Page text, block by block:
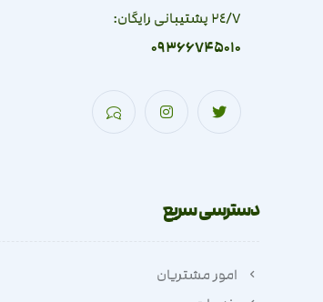
٢٤/٧ پشتیبانی رایگان:
09366745010
دسترسی سریع
امور مشتریان